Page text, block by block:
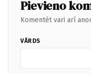
Pievieno
Komentēt vari arī
VĀRDS